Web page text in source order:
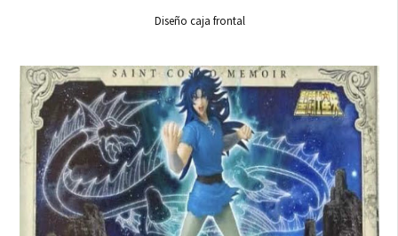
Diseño caja frontal